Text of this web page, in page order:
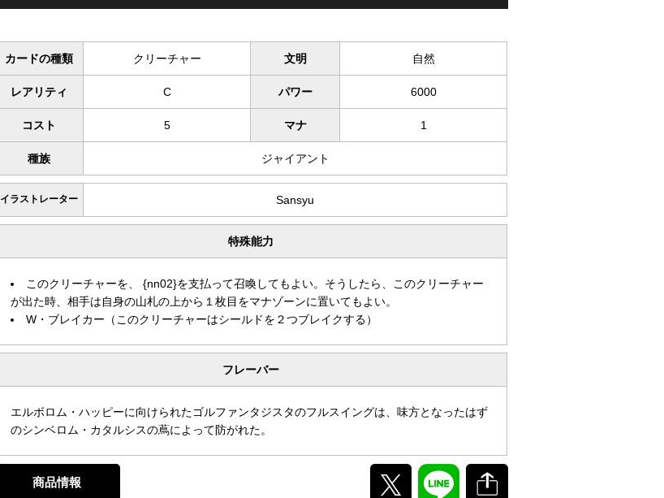
カードの種類 クリーチャー 文明 自然
レアリティ C パワー 6000
コスト 5 マナ 1
種族 ジャイアント
イラストレーター Sansyu
特殊能力
このクリーチャーを、 {nn02}を支払って召喚してもよい。そうしたら、このクリーチャー
が出た時、相手は自身の山札の上から１枚目をマナゾーンに置いてもよい。
W・ブレイカー（このクリーチャーはシールドを２つブレイクする）
フレーバー
エルボロム・ハッピーに向けられたゴルファンタジスタのフルスイングは、味方となったはず
のシンベロム・カタルシスの蔦によって防がれた。
商品情報